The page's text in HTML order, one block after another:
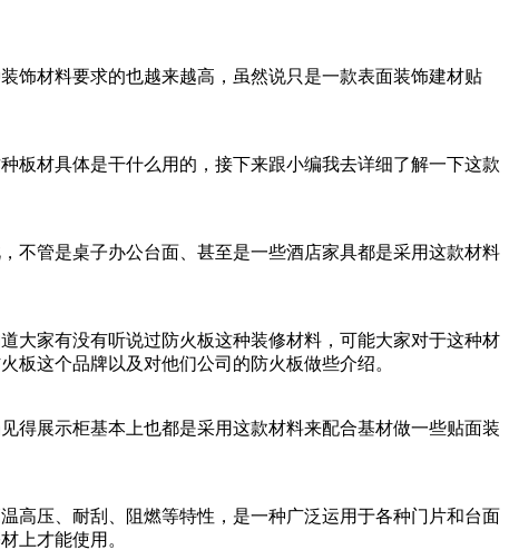
饰材料要求的也越来越高，虽然说只是一款表面装饰建材贴
板材具体是干什么用的，接下来跟小编我去详细了解一下这款
不管是桌子办公台面、甚至是一些酒店家具都是采用这款材料
大家有没有听说过防火板这种装修材料，可能大家对于这种材
板这个品牌以及对他们公司的防火板做些介绍。
得展示柜基本上也都是采用这款材料来配合基材做一些贴面装
高压、耐刮、阻燃等特性，是一种广泛运用于各种门片和台面
上才能使用。